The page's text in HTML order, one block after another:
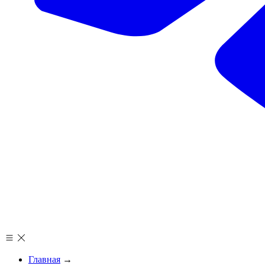
Главная →